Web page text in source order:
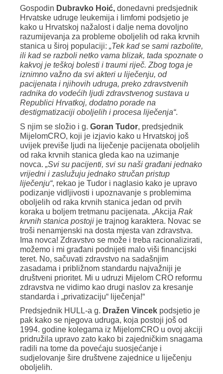
Gospodin Dubravko Hoić, donedavni predsjednik
Hrvatske udruge leukemija i limfomi podsjetio je
kako u Hrvatskoj nažalost i dalje nema dovoljno
razumijevanja za probleme oboljelih od raka krvnih
stanica u široj populaciji: „Tek kad se sami razbolite,
ili kad se razboli netko vama blizak, tada spoznate o
kakvoj je teškoj bolesti i traumi riječ. Zbog toga je
iznimno važno da svi akteri u liječenju, od
pacijenata i njihovih udruga, preko zdravstvenih
radnika do vodećih ljudi zdravstvenog sustava u
Republici Hrvatkoj, dodatno porade na
destigmatizaciji oboljelih i procesa liječenja“.
S njim se složio i g. Goran Tudor, predsjednik
MijelomCRO, koji je izjavio kako u Hrvatskoj još
uvijek previše ljudi na liječenje pacijenata oboljelih
od raka krvnih stanica gleda kao na uzimanje
novca. „Svi su pacijenti, svi su naši građani jednako
vrijedni i zaslužuju jednako stručan pristup
liječenju“, rekao je Tudor i naglasio kako je upravo
podizanje vidljivosti i upoznavanje s problemima
oboljelih od raka krvnih stanica jedan od prvih
koraka u boljem tretmanu pacijenata. „Akcija Rak
krvnih stanica postoji je trajnog karaktera. Novac se
troši nenamjenski na dosta mjesta van zdravstva.
Ima novca! Zdravstvo se može i treba racionalizirati,
možemo i mi građani podnijeti malo viši financijski
teret. No, sačuvati zdravstvo na sadašnjim
zasadama i približnom standardu najvažniji je
društveni prioritet. Mi u udruzi Mijelom CRO reformu
zdravstva ne vidimo kao drugi naslov za kresanje
standarda i „privatizaciju“ liječenja!“
Predsjednik HULL-a g. Dražen Vincek podsjetio je
pak kako se njegova udruga, koja postoji još od
1994. godine kolegama iz MijelomCRO u ovoj akciji
pridružila upravo zato kako bi zajedničkim snagama
radili na tome da povećaju suosjećanje i
sudjelovanje šire društvene zajednice u liječenju
oboljelih.